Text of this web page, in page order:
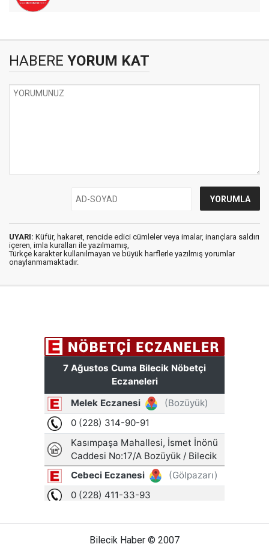
HABERE YORUM KAT
UYARI: Küfür, hakaret, rencide edici cümleler veya imalar, inançlara saldırı
içeren, imla kuralları ile yazılmamış,
Türkçe karakter kullanılmayan ve büyük harflerle yazılmış yorumlar
onaylanmamaktadır.
Bilecik Haber © 2007